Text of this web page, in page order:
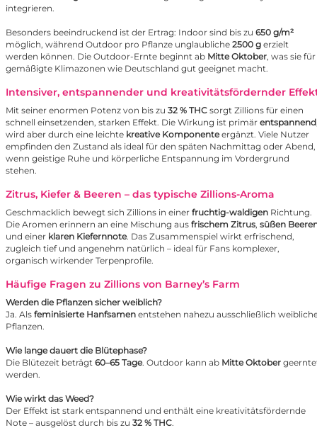
integrieren.
Besonders beeindruckend ist der Ertrag: Indoor sind bis zu 650 g/m²
möglich, während Outdoor pro Pflanze unglaubliche 2500 g erzielt
werden können. Die Outdoor-Ernte beginnt ab Mitte Oktober, was sie für
gemäßigte Klimazonen wie Deutschland gut geeignet macht.
Intensiver, entspannender und kreativitätsfördernder
Mit seiner enormen Potenz von bis zu 32 % THC sorgt Zillions für einen
schnell einsetzenden, starken Effekt. Die Wirkung ist primär entspannend
wird aber durch eine leichte kreative Komponenteergänzt. Viele Nutzer
empfinden den Zustand als ideal für den späten Nachmittag oder Abend,
wenn geistige Ruhe und körperliche Entspannung im Vordergrund
stehen.
Zitrus, Kiefer & Beeren – das typische Zillions-Aroma
Geschmacklich bewegt sich Zillions in einer fruchtig-waldigen Richtung.
Die Aromen erinnern an eine Mischung aus frischem Zitrus, süßen
und einer klaren Kiefernnote. Das Zusammenspiel wirkt erfrischend,
zugleich tief und angenehm natürlich – ideal für Fans komplexer,
organisch wirkender Terpenprofile.
Häufige Fragen zu Zillions von Barney’s Farm
Werden die Pflanzen sicher weiblich?
Ja. Als feminisierte Hanfsamen entstehen nahezu ausschließlich
Pflanzen.
Wie lange dauert die Blütephase?
Die Blütezeit beträgt 60–65 Tage. Outdoor kann ab Mitte Oktober
werden.
Wie wirkt das Weed?
Der Effekt ist stark entspannend und enthält eine kreativitätsfördernde
Note – ausgelöst durch bis zu 32 % THC.